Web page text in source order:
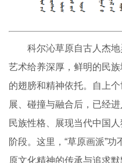
科尔沁草原自古人杰地
艺术给养深厚，鲜明的民
的翅膀和精神依托。自上个
展、碰撞与融合后，已经
民族性格、展现当代中国
阶段。这里，“草原画派”
原文化精神的传承与追求